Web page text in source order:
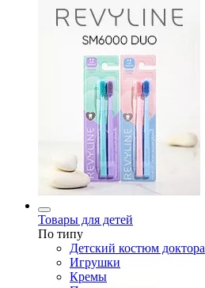
Товары для детей
По типу
Детский костюм доктора
Игрушки
Кремы